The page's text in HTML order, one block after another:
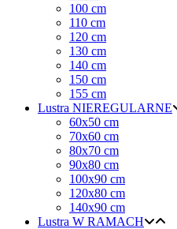
100 cm
110 cm
120 cm
130 cm
140 cm
150 cm
155 cm
Lustra NIEREGULARNE
60x50 cm
70x60 cm
80x70 cm
90x80 cm
100x90 cm
120x80 cm
140x90 cm
Lustra W RAMACH